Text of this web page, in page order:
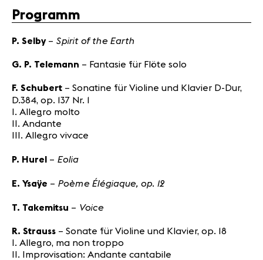
Programm
P. Selby– Spirit of the Earth
G. P. Telemann – Fantasie für Flöte solo
F. Schubert – Sonatine für Violine und Klavier D-Dur,
D.384, op. 137 Nr. 1
I. Allegro molto
II. Andante
III. Allegro vivace
P. Hurel – Eolia
E. Ysaÿe – Poème Élégiaque, op. 12
T. Takemitsu – Voice
R. Strauss – Sonate für Violine und Klavier, op. 18
I. Allegro, ma non troppo
II. Improvisation: Andante cantabile